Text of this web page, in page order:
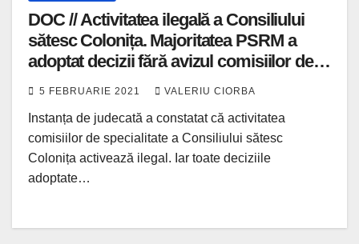
DOC // Activitatea ilegală a Consiliului
sătesc Colonița. Majoritatea PSRM a
adoptat decizii fără avizul comisiilor de
5 FEBRUARIE 2021 VALERIU CIORBA
Instanța de judecată a constatat că activitatea
comisiilor de specialitate a Consiliului sătesc
Colonița activează ilegal. Iar toate deciziile
adoptate…